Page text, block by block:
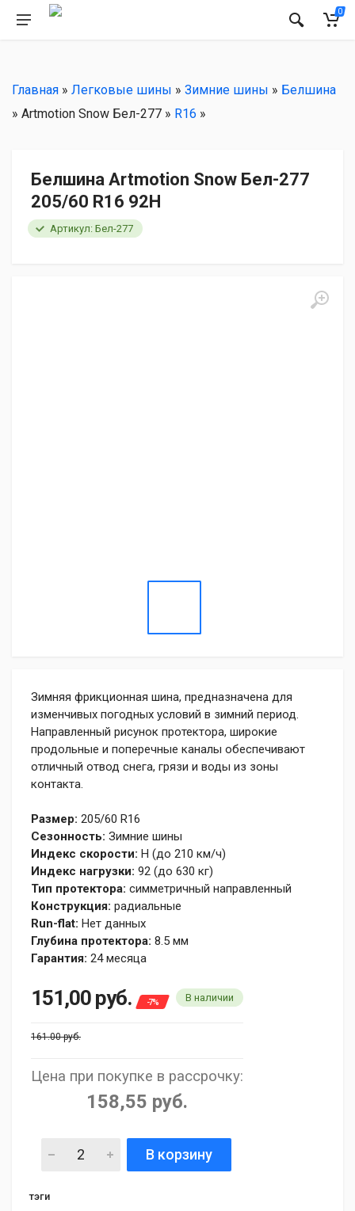
0
Главная » Легковые шины » Зимние шины » Белшина
» Artmotion Snow Бел-277 » R16 »
Белшина Artmotion Snow Бел-277
205/60 R16 92H
Артикул: Бел-277
Зимняя фрикционная шина, предназначена для
изменчивых погодных условий в зимний период.
Направленный рисунок протектора, широкие
продольные и поперечные каналы обеспечивают
отличный отвод снега, грязи и воды из зоны
контакта.
Размер: 205/60 R16
Сезонность: Зимние шины
Индекс скорости: H (до 210 км/ч)
Индекс нагрузки: 92 (до 630 кг)
Тип протектора: симметричный направленный
Конструкция: радиальные
Run-flat: Нет данных
Глубина протектора: 8.5 мм
Гарантия: 24 месяца
151,00руб. -7% В наличии
161.00 руб.
Цена при покупке в рассрочку:
158,55 руб.
В корзину
тэги